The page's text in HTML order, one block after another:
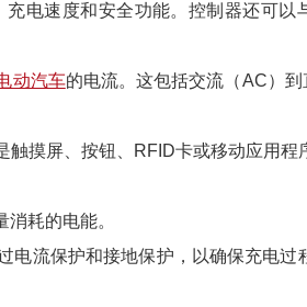
电速度和安全功能。控制器还可以
动汽车的电流。这包括交流（AC）到
摸屏、按钮、 RFID卡或移动应用程
耗的电能。
电流保护和接地保护，以确保充电过